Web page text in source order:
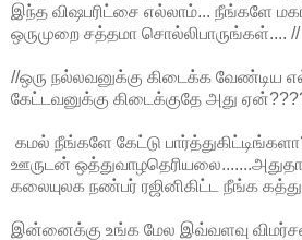
இந்த விஷபரிட்சை எல்லாம்... நீங்களே
ஒருமுறை சத்தமா சொல்லிபாருங்கள்.... //
//ஒரு நல்லவனுக்கு கிடைக்க வேண்டிய
கேட்டவனுக்கு கிடைக்குதே அது
கமல் நீங்களே கேட்டு
ஊருடன்
கலையுலக நண்பர் ரஜினிகிட்ட நீங்க
இன்னைக்கு உங்க மேல இவ்வளவு